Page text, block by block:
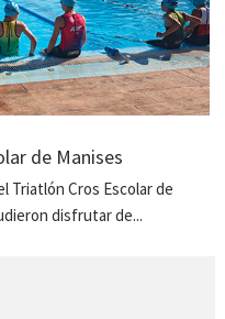
de Manises
Triatlón Cros Escolar de
disfrutar de...